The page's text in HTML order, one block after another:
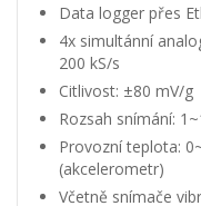
Data logger přes
4x simultánní
200 kS/s
Citlivost: ±80 mV/g
Rozsah snímání:
Provozní teplota:
(akcelerometr)
Včetně snímače